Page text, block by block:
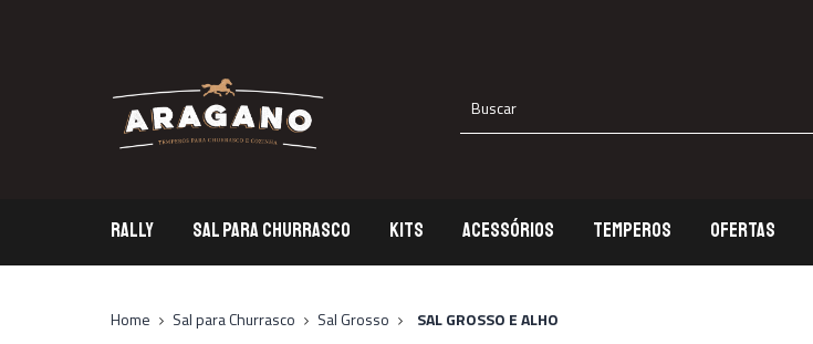
RALLY SAL PARA CHURRASCO KITS ACESSÓRIOS TEMPEROS OFERTAS
Sal de Parilla
Home Sal para Churrasco Sal Grosso SAL GROSSO E ALHO